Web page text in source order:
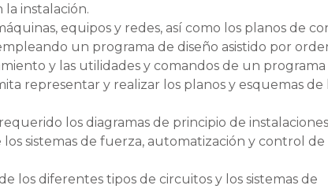
instalación.
equipos y redes, así como los planos de
un programa de diseño asistido por
y las utilidades y comandos de un programa
representar y realizar los planos y esquemas de
los diagramas de principio de instalaciones
sistemas de fuerza, automatización y control de
los diferentes tipos de circuitos y los sistemas de